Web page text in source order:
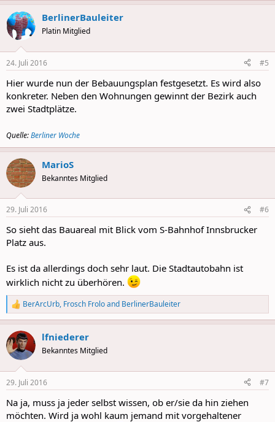
BerlinerBauleiter
Platin Mitglied
24. Juli 2016 #5
Hier wurde nun der Bebauungsplan festgesetzt. Es wird also
konkreter. Neben den Wohnungen gewinnt der Bezirk auch
zwei Stadtplätze.
Quelle:Berliner Woche
MarioS
Bekanntes Mitglied
29. Juli 2016 #6
So sieht das Bauareal mit Blick vom S-Bahnhof Innsbrucker
Platz aus.
Es ist da allerdings doch sehr laut. Die Stadtautobahn ist
wirklich nicht zu überhören.
R
e
a
c
t
i
s
BerArcUrb, Frosch Froloand BerlinerBauleiter
lfniederer
Bekanntes Mitglied
29. Juli 2016 #7
Na ja, muss ja jeder selbst wissen, ob er/sie da hin ziehen
möchten. Wird ja wohl kaum jemand mit vorgehaltener